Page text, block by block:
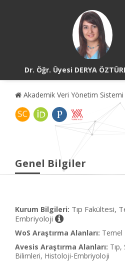
Dr. Öğr. Üyesi DERYA
Akademik Veri Yönetim Sistemi
Genel Bilgiler
Kurum Bilgileri: Tıp Fakültesi,
Embriyoloji
WoS Araştırma Alanları: Temel
Avesis Araştırma Alanları:
Bilimleri, Histoloji-Embriyoloji